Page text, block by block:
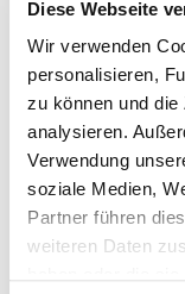
Diese Webseite
Wir verwenden
personalisieren,
zu können und
analysieren.
Verwendung
soziale Medien,
Partner führen
weiteren Daten